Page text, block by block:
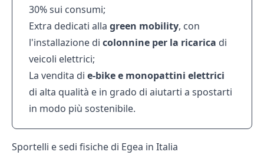
30% sui consumi;
Extra dedicati alla green mobility, con
l'installazione di colonnine per la ricarica di
veicoli elettrici;
La vendita di e-bike e monopattini elettrici
di alta qualità e in grado di aiutarti a spostarti
in modo più sostenibile.
Sportelli e sedi fisiche di Egea in Italia